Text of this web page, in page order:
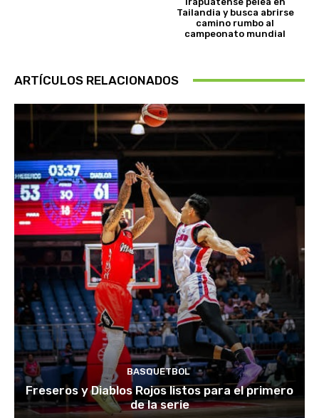
Tailandia y busca abrirse
camino rumbo al
campeonato mundial
ARTÍCULOS RELACIONADOS
BASQUETBOL
Freseros y Diablos Rojos listos para el primero
de la serie